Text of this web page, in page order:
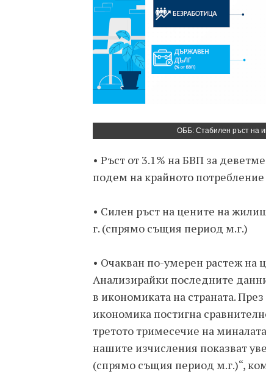
ОББ: Стабилен ръст на
• Ръст от 3.1% на БВП за
подем на крайното
• Силен ръст на цените на
г. (спрямо същия период м.г.)
• Очакван по-умерен растеж на
Анализирайки последните
в икономиката на страната.
икономика постигна
третото тримесечие на
нашите изчисления показват
(спрямо същия период м.г.)“,